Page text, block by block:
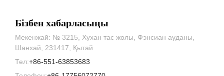
Бізбен хабарласыңы
Мекенжай: № 3215, Хухан тас жолы, Фэнсиан ауданы,
Шанхай, 231417, Қытай
Тел:+86-551-63853683